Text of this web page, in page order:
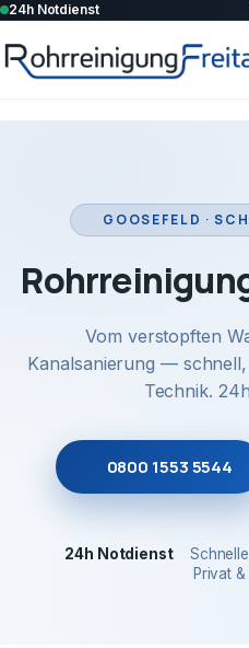
24h Notdienst
GOOSEFELD ·
Vom verstopften
Kanalsanierung —
Technik.
0800 1553 5544
24h Notdienst
Privat